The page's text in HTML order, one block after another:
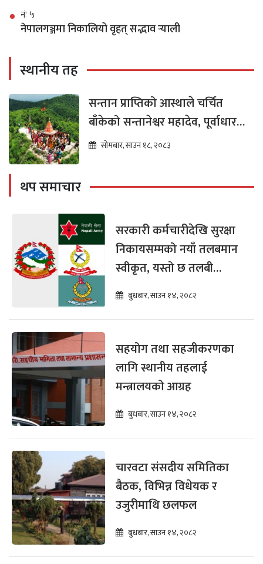
नंः ५
नेपालगञ्जमा निकालियो वृहत् सद्भाव र्‍याली
स्थानीय तह
सन्तान प्राप्तिको आस्थाले चर्चित
बाँकेको सन्तानेश्वर महादेव, पूर्वाधार
विकासको पर्खाइमा
सोमबार, साउन १८, २०८३
थप समाचार
सरकारी कर्मचारीदेखि सुरक्षा
निकायसम्मको नयाँ तलबमान
स्वीकृत, यस्तो छ तलबी
विवरणबुधबार, साउन १४, २०८२
सहयोग तथा सहजीकरणका
लागि स्थानीय तहलाई
मन्त्रालयको आग्रह
बुधबार, साउन १४, २०८२
चारवटा संसदीय समितिका
बैठक, विभिन्न विधेयक र
उजुरीमाथि छलफल
बुधबार, साउन १४, २०८२